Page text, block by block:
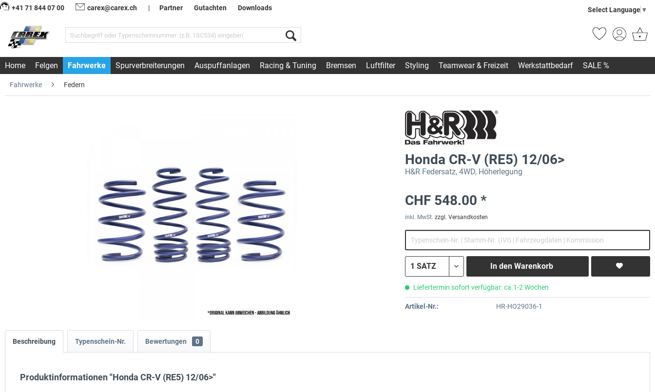
+41 71 844 07 00 carex@carex.ch | Partner Gutachten Downloads Select Language ▼
Home Felgen Fahrwerke Spurverbreiterungen Auspuffanlagen Racing & Tuning Bremsen Luftfilter Styling Teamwear & Freizeit Werkstattbedarf SALE %
Fahrwerke Federn
Honda CR-V (RE5) 12/06>
H&R Federsatz, 4WD, Höherlegung
CHF 548.00 *
inkl. MwSt. zzgl. Versandkosten
In den Warenkorb
Liefertermin sofort verfügbar: ca.1-2 Wochen
Artikel-Nr.: HR-HO29036-1
Beschreibung Typenschein-Nr. Bewertungen 0
Produktinformationen "Honda CR-V (RE5) 12/06>"